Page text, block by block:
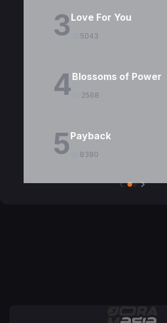
3Love For You
5043
4Blossoms of Power
2568
5Payback
8380